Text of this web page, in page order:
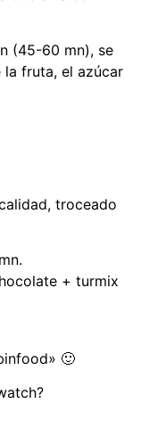
(45-60 mn), se
la fruta, el azúcar
troceado
+ turmix
🙂